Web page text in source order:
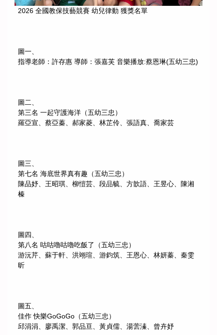
2026 全國教保技藝競賽 幼兒律動 獲獎名單
圖一、
指導老師：許存惠 導師：張嘉芙 音樂播放:蔡恩琳(五幼三忠)
圖二、
第三名 一起守護海洋（五幼三忠）
羅亞宣、蔡亞蓁、郝家菱、林芷伶、張語真、喬家芸
圖三、
第七名 海底世界真有趣（五幼三忠）
陳品妤、王昭琪、柳愷芸、段品毓、方歆語、王昱心、陳湘
榛
圖四、
第八名 咕咕嚕咕嚕吃飯了（五幼三忠）
游沅芹、蘇于軒、洪翊瑄、游鈞筑、王恩心、林妍蓁、秦雯
昕
圖五、
佳作 快樂GoGoGo（五幼三忠）
邱涓涓、廖禹潔、郭品亘、黃貞儒、湯蕓溱、曾卉妤